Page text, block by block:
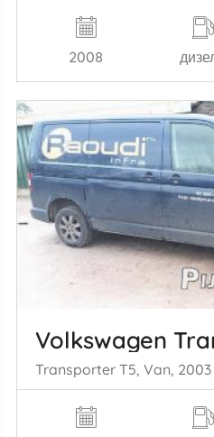
2008
Volkswagen
Transporter T5, Van, 2003